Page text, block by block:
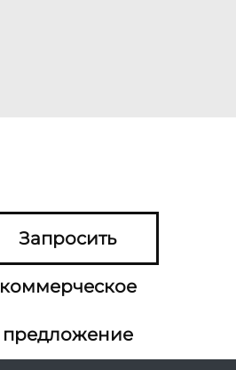
Запросить
коммерческое
предложение